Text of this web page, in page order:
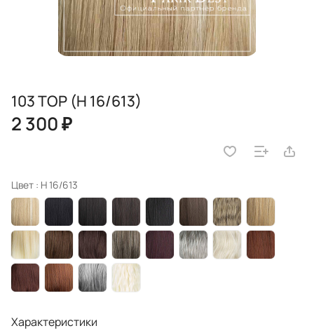
103 TOP (H 16/613)
2 300 ₽
Цвет : H 16/613
Характеристики